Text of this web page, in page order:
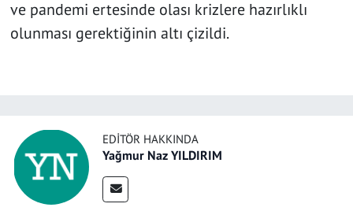
ve pandemi ertesinde olası krizlere hazırlıklı
olunması gerektiğinin altı çizildi.
EDITÖR HAKKINDA
Yağmur Naz YILDIRIM